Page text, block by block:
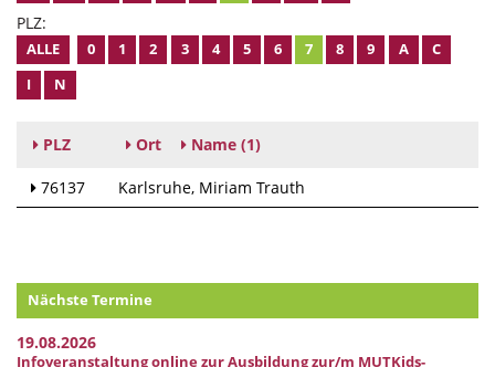
PLZ:
ALLE 0 1 2 3 4 5 6 7 8 9 A
C
I
N
PLZ Ort Name (1)
76137 Karlsruhe Miriam Trauth
Nächste Termine
19.08.2026
Infoveranstaltung online zur Ausbildung zur/m MUTKids-